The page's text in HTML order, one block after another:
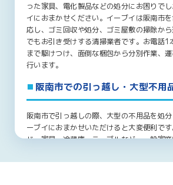
った家具、電化製品などの処分にお困りで
イにおまかせください。イーブイは阪南市
応し、ゴミ回収や処分、ゴミ屋敷の掃除か
でもお引き受けする清掃業者です。お電話1
まで駆けつけ、面倒な梱包から分別作業、
行います。
阪南市での引っ越し・大型不用
阪南市で引っ越しの際、大型の不用品を処
ーブイにおまかせいただけると大変便利で
ド、家具、冷蔵庫、テーブルなど、一般家
転居でこれらの処分にお困りでしたら、ぜ